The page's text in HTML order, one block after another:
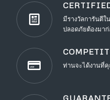
มีรางวัลการันตีใ
ปลอดภัยต้องมา
ท่านจะได้งานที่